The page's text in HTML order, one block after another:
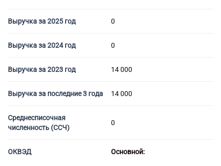
Страховые компании
Выручка за 2025 год 0
Выручка за 2024 год 0
Выручка за 2023 год 14 000
Выручка за последние 3 года 14 000
Среднесписочная
численность (ССЧ)
0
ОКВЭД Основной: